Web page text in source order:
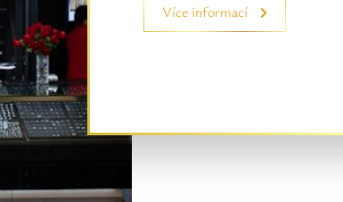
Více informací